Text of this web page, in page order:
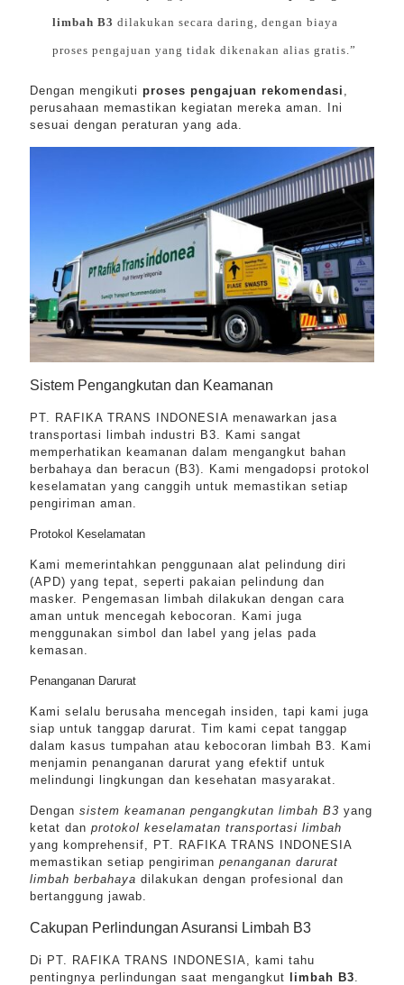
limbah B3 dilakukan secara daring, dengan biaya
proses pengajuan yang tidak dikenakan alias gratis.”
Dengan mengikuti proses pengajuan rekomendasi ,
perusahaan memastikan kegiatan mereka aman. Ini
sesuai dengan peraturan yang ada.
Sistem Pengangkutan dan Keamanan
PT. RAFIKA TRANS INDONESIA menawarkan jasa
transportasi limbah industri B3. Kami sangat
memperhatikan keamanan dalam mengangkut bahan
berbahaya dan beracun (B3). Kami mengadopsi protokol
keselamatan yang canggih untuk memastikan setiap
pengiriman aman.
Protokol Keselamatan
Kami memerintahkan penggunaan alat pelindung diri
(APD) yang tepat, seperti pakaian pelindung dan
masker. Pengemasan limbah dilakukan dengan cara
aman untuk mencegah kebocoran. Kami juga
menggunakan simbol dan label yang jelas pada
kemasan.
Penanganan Darurat
Kami selalu berusaha mencegah insiden, tapi kami juga
siap untuk tanggap darurat. Tim kami cepat tanggap
dalam kasus tumpahan atau kebocoran limbah B3. Kami
menjamin penanganan darurat yang efektif untuk
melindungi lingkungan dan kesehatan masyarakat.
Dengan sistem keamanan pengangkutan limbah B3 yang
ketat dan protokol keselamatan transportasi limbah
yang komprehensif, PT. RAFIKA TRANS INDONESIA
memastikan setiap pengiriman penanganan darurat
limbah berbahaya dilakukan dengan profesional dan
bertanggung jawab.
Cakupan Perlindungan Asuransi Limbah B3
Di PT. RAFIKA TRANS INDONESIA, kami tahu
pentingnya perlindungan saat mengangkut
limbah B3.